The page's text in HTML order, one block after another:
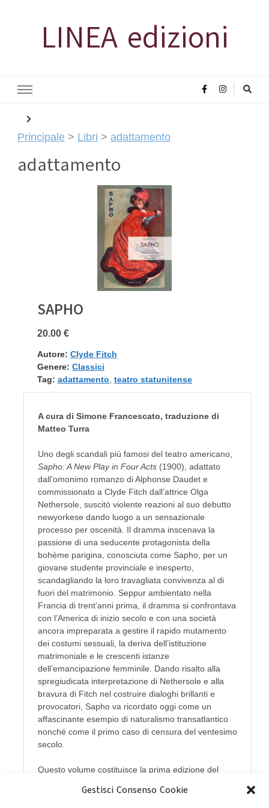
Gestisci Consenso Cookie
LINEA edizioni
Principale > Libri > adattamento
adattamento
SAPHO
20.00 €
Autore: Clyde Fitch
Genere: Classici
Tag: adattamento, teatro statunitense
A cura di Simone Francescato, traduzione di
Matteo Turra
Uno degli scandali più famosi del teatro americano,
Sapho: A New Play in Four Acts (1900), adattato
dall’omonimo romanzo di Alphonse Daudet e
commissionato a Clyde Fitch dall’attrice Olga
Nethersole, suscitò violente reazioni al suo debutto
newyorkese dando luogo a un sensazionale
processo per oscenità. Il dramma inscenava la
passione di una seducente protagonista della
bohème parigina, conosciuta come Sapho, per un
giovane studente provinciale e inesperto,
scandagliando la loro travagliata convivenza al di
fuori del matrimonio. Seppur ambientato nella
Francia di trent’anni prima, il dramma si confrontava
con l’America di inizio secolo e con una società
ancora impreparata a gestire il rapido mutamento
dei costumi sessuali, la deriva dell’istituzione
matrimoniale e le crescenti istanze
dell’emancipazione femminile. Dando risalto alla
spregiudicata interpretazione di Nethersole e alla
bravura di Fitch nel costruire dialoghi brillanti e
provocatori, Sapho va ricordato oggi come un
affascinante esempio di naturalismo transatlantico
nonché come il primo caso di censura del ventesimo
secolo.
Questo volume costituisce la prima edizione del
traduzione italiana a fronte.